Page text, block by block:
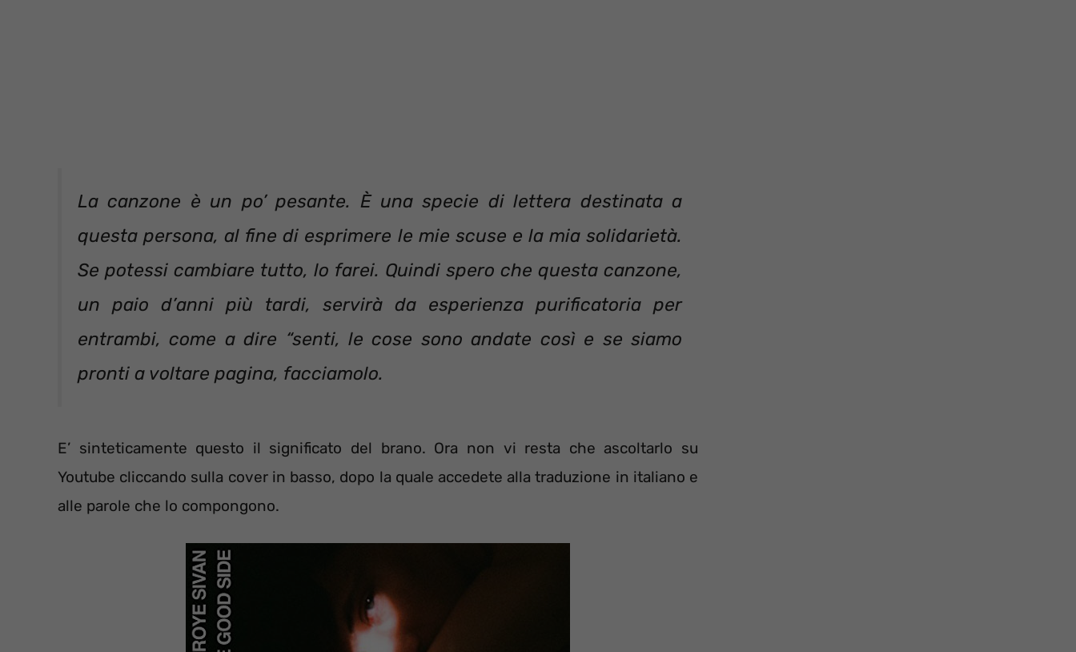
La canzone è un po’ pesante. È una specie di lettera destinata a
questa persona, al fine di esprimere le mie scuse e la mia solidarietà.
Se potessi cambiare tutto, lo farei. Quindi spero che questa canzone,
un paio d’anni più tardi, servirà da esperienza purificatoria per
entrambi, come a dire “senti, le cose sono andate così e se siamo
pronti a voltare pagina, facciamolo.
E’ sinteticamente questo il significato del brano. Ora non vi resta che ascoltarlo su
Youtube cliccando sulla cover in basso, dopo la quale accedete alla traduzione in italiano e
alle parole che lo compongono.